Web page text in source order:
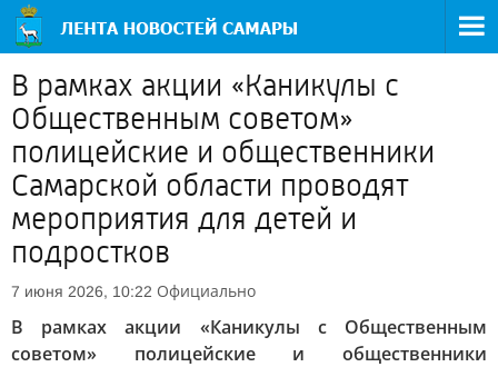
В рамках акции «Каникулы с
Общественным советом»
полицейские и общественники
Самарской области проводят
мероприятия для детей и
подростков
7 июня 2026, 10:22 Официально
В рамках акции «Каникулы с Общественным
советом» полицейские и общественники